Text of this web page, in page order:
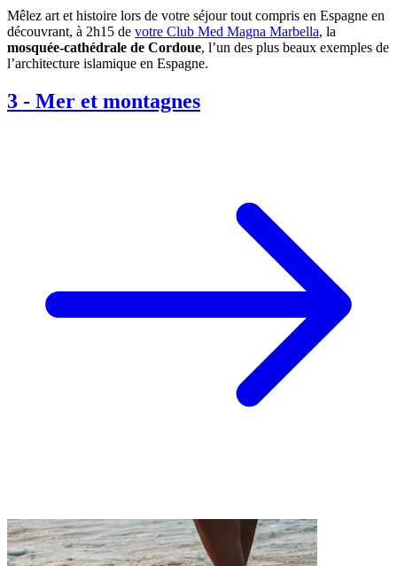
Mêlez art et histoire lors de votre séjour tout compris en Espagne en
découvrant, à 2h15 de votre Club Med Magna Marbella, la
mosquée-cathédrale de Cordoue, l’un des plus beaux exemples de
l’architecture islamique en Espagne.
3 - Mer et montagnes